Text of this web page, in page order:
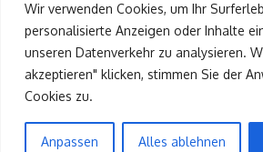
Wir verwenden Cookies, um Ihr
personalisierte Anzeigen oder Inhalte
unseren Datenverkehr zu analysieren.
akzeptieren" klicken, stimmen Sie der
Cookies zu.
Anpassen Alles ablehnen
Blog